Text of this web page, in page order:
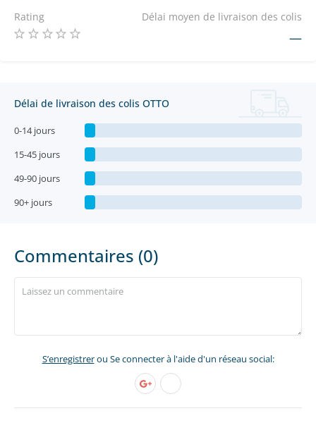
Rating Délai moyen de livraison des colis
—
Délai de livraison des colis OTTO
0-14 jours
15-45 jours
49-90 jours
90+ jours
Commentaires (0)
S’enregistrerou Se connecter à l'aide d'un réseau social: